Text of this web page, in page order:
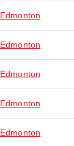
Edmonton
Edmonton
Edmonton
Edmonton
Edmonton